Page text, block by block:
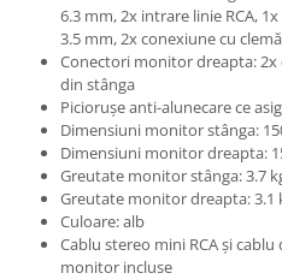
Tratament acustic
Lumini si efecte
Accesorii pentru lumini
Bare Led
Cabluri de Alimentare
Case-uri de lumini
Comenzi si controllere
Ecrane LED
6.3 mm, 2x intrare linie RCA,
3.5 mm, 2x conexiune cu
Conectori monitor dreapta:
din stânga
Piciorușe anti-alunecare ce
Dimensiuni monitor stânga:
Dimensiuni monitor dreapta:
Greutate monitor stânga: 3.7
Greutate monitor dreapta: 3.1
Culoare: alb
Cablu stereo mini RCA și
monitor incluse